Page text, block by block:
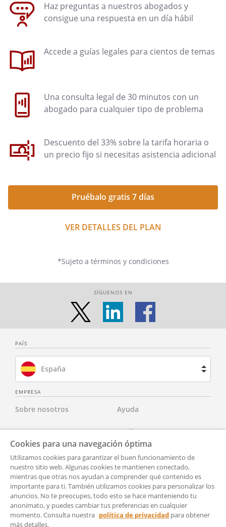
Haz preguntas a nuestros abogados y
consigue una respuesta en un día hábil
Accede a guías legales para cientos de temas
Una consulta legal de 30 minutos con un
abogado para cualquier tipo de problema
Descuento del 33% sobre la tarifa horaria o
un precio fijo si necesitas asistencia adicional
Pruébalo gratis 7 días
VER DETALLES DEL PLAN
*Sujeto a términos y condiciones
SÍGUENOS EN
PAÍS
España
Francia
Reino Unido
Estados Unidos
EMPRESA
Sobre nosotros
Contacta con nosotros
Para abogados
Para socios
Para Prensa
Condiciones generales de
Ayuda
Tarifas
Aviso Legal
Política de Privacidad
Accesibilidad
Cookies para una navegación óptima
Utilizamos cookies para garantizar el buen funcionamiento de
nuestro sitio web. Algunas cookies te mantienen conectado,
mientras que otras nos ayudan a comprender qué contenido es
importante para ti. También utilizamos cookies para personalizar los
anuncios. No te preocupes, todo esto se hace manteniendo tu
anonimato, y puedes cambiar tus preferencias en cualquier
momento. Consulta nuestra política de privacidad para obtener
más detalles.